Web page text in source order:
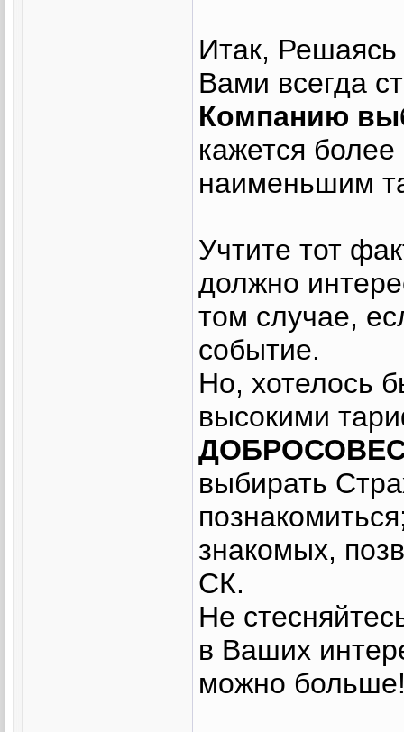
Итак, Решаясь
Вами всегда
Компанию
кажется
наименьшим
Учтите тот
должно
том случае,
событие.
Но, хотелось
высокими
выбирать
знакомых,
СК.
Не
в Ваших
можно